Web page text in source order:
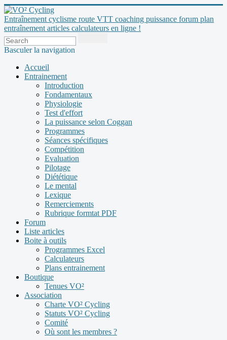
Entraînement cyclisme route VTT coaching puissance forum plan
entraînement articles calculateurs en ligne !
Basculer la navigation
Accueil
Entrainement
Introduction
Fondamentaux
Physiologie
Test d'effort
La puissance selon Coggan
Programmes
Séances spécifiques
Compétition
Evaluation
Pilotage
Diététique
Le mental
Lexique
Remerciements
Rubrique formtat PDF
Forum
Liste articles
Boite à outils
Programmes Excel
Calculateurs
Plans entrainement
Boutique
Tenues VO²
Association
Charte VO² Cycling
Statuts VO² Cycling
Comité
Où sont les membres ?